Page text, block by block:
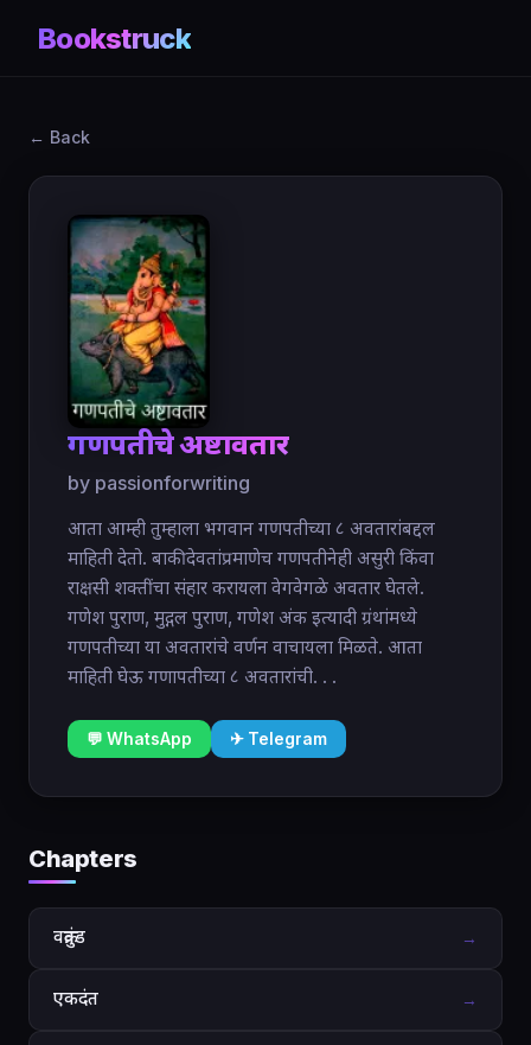
Bookstruck
← Back
गणपतीचे अष्टावतार
by passionforwriting
आता आम्ही तुम्हाला भगवान गणपतीच्या ८ अवतारांबद्दल
माहिती देतो. बाकी देवतांप्रमाणेच गणपतीनेही असुरी किंवा
राक्षसी शक्तींचा संहार करायला वेगवेगळे अवतार घेतले.
गणेश पुराण, मुद्गल पुराण, गणेश अंक इत्यादी ग्रंथांमध्ये
गणपतीच्या या अवतारांचे वर्णन वाचायला मिळते. आता
माहिती घेऊ गणापतीच्या ८ अवतारांची. . .
💬 WhatsApp ✈ Telegram
Chapters
वक्रतुंड →
एकदंत →